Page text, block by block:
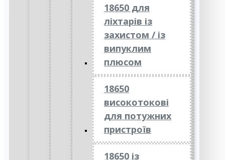
18650 для
ліхтарів із
захистом / із
випуклим
плюсом
18650
високотокові
для потужних
пристроїв
18650 із